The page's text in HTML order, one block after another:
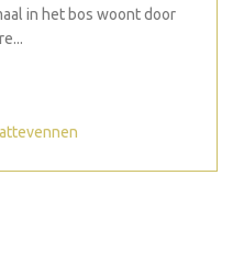
in het bos woont door